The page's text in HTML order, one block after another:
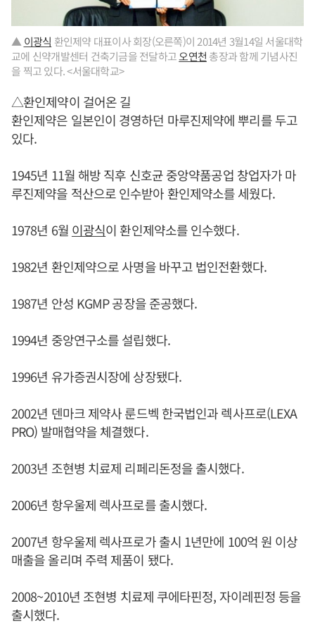
▲ 이광식 환인제약 대표이사 회장(오른쪽)이 2014년 3월14일 서울대학
교에 신약개발센터 건축기금을 전달하고오연천 총장과 함께 기념사진
을 찍고 있다. <서울대학교>
△환인제약이 걸어온 길
환인제약은 일본인이 경영하던 마루진제약에 뿌리를 두고
있다.
1945년 11월 해방 직후 신호균 중앙약품공업 창업자가 마
루진제약을 적산으로 인수받아 환인제약소를 세웠다.
1978년 6월 이광식이 환인제약소를 인수했다.
1982년 환인제약으로 사명을 바꾸고 법인전환했다.
1987년 안성 KGMP 공장을 준공했다.
1994년 중앙연구소를 설립했다.
1996년 유가증권시장에 상장됐다.
2002년 덴마크 제약사 룬드벡 한국법인과 렉사프로(LEXA
PRO) 발매협약을 체결했다.
2003년 조현병 치료제 리페리돈정을 출시했다.
2006년 항우울제 렉사프로를 출시했다.
2007년 항우울제 렉사프로가 출시 1년만에 100억 원 이상
매출을 올리며 주력 제품이 됐다.
2008~2010년 조현병 치료제 쿠에타핀정, 자이레핀정 등을
출시했다.